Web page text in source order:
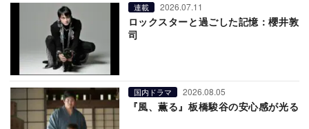
連載 2026.07.11
ロックスターと過ごした記憶：櫻井敦
司
国内ドラマ 2026.08.05
『風、薫る』板橋駿谷の安心感が光る